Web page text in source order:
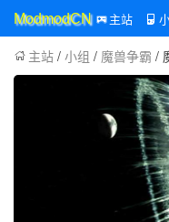
ModmodCN 主站
主站 / 小组 / 魔兽争霸 /